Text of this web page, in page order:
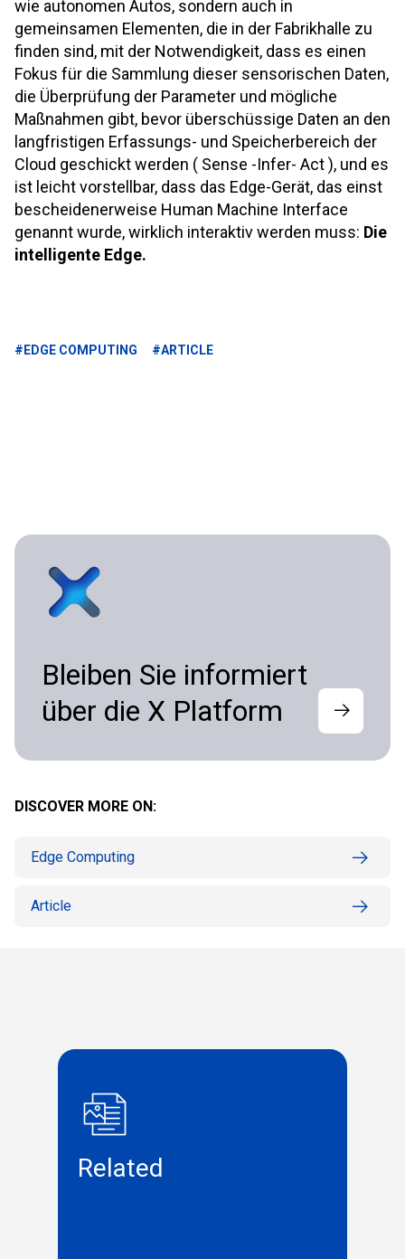
wie autonomen Autos, sondern auch in
gemeinsamen Elementen, die in der Fabrikhalle zu
finden sind, mit der Notwendigkeit, dass es einen
Fokus für die Sammlung dieser sensorischen Daten,
die Überprüfung der Parameter und mögliche
Maßnahmen gibt, bevor überschüssige Daten an den
langfristigen Erfassungs- und Speicherbereich der
Cloud geschickt werden ( Sense -Infer- Act ), und es
ist leicht vorstellbar, dass das Edge-Gerät, das einst
bescheidenerweise Human Machine Interface
genannt wurde, wirklich interaktiv werden muss: Die
intelligente Edge.
#EDGE COMPUTING #ARTICLE
Bleiben Sie informiert
über die X Platform
DISCOVER MORE ON:
Edge Computing
Article
Related